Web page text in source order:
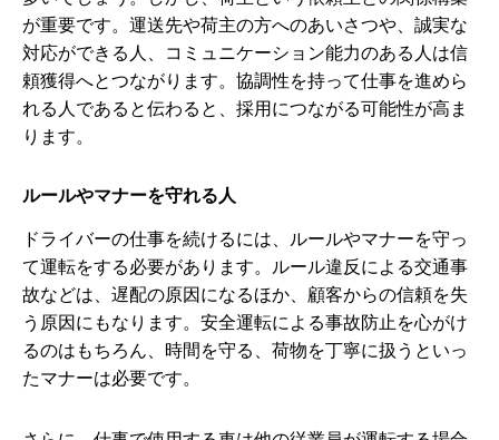
が重要です。運送先や荷主の方へのあいさつや、誠実な
対応ができる人、コミュニケーション能力のある人は信
頼獲得へとつながります。協調性を持って仕事を進めら
れる人であると伝わると、採用につながる可能性が高ま
ります。
ルールやマナーを守れる人
ドライバーの仕事を続けるには、ルールやマナーを守っ
て運転をする必要があります。ルール違反による交通事
故などは、遅配の原因になるほか、顧客からの信頼を失
う原因にもなります。安全運転による事故防止を心がけ
るのはもちろん、時間を守る、荷物を丁寧に扱うといっ
たマナーは必要です。